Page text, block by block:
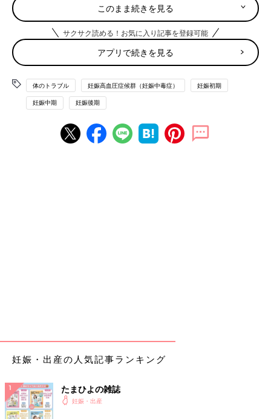
は、出産をしない限り、治るということはありません。妊婦さん
やおなかの赤ちゃんにとって、妊娠を継続することがリスクにな
ると判断された場合は、早産の時期であっても分娩を促すことも
あります。
分娩時は、血圧が正常な妊婦さんであってもあがりやすくなるた
め、妊娠高血圧症候群の場合は、しっかり血圧をチェックしま
す。胎児モニターをつけ、おなかの赤ちゃんの様子を見ながら慎
重に行います。経腟分娩も可能ですが、無痛分娩を行うケースも
多いでしょう。重症の場合は、帝王切開でのお産になります。
２．塩分をとりすぎないようにする
塩分が高い食事は高血圧を引き起こしや
すいと言われています。ただ、妊娠高血圧症候群は、通常の生活
習慣病としての高血圧とは違うため、それほど厳しい塩分制限は
このまま続きを見る
サクサク読める！お気に入り記事を登録可能
アプリで続きを見る
体のトラブル 妊娠高血圧症候群（妊娠中毒症） 妊娠初期
妊娠中期 妊娠後期
妊娠・出産の人気記事ランキング
たまひよの雑誌
妊娠・出産